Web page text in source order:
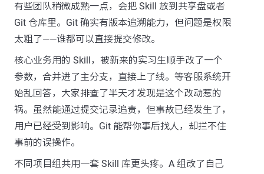
有些团队稍微成熟一点，会把 Skill 放到共享盘或者
Git 仓库里。Git 确实有版本追溯能力，但问题是权限
太粗了——谁都可以直接提交修改。
核心业务用的 Skill，被新来的实习生顺手改了一个
参数，合并进了主分支，直接上了线。等客服系统开
始乱回答，大家排查了半天才发现是这个改动惹的
祸。虽然能通过提交记录追责，但事故已经发生了，
用户已经受到影响。Git 能帮你事后找人，却拦不住
事前的误操作。
不同项目组共用一套 Skill 库更头疼。A 组改了自己